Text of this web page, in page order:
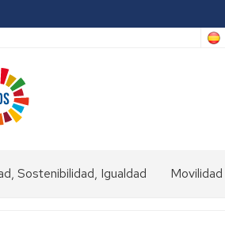
Sostenibilidad, Igualdad Movilidad